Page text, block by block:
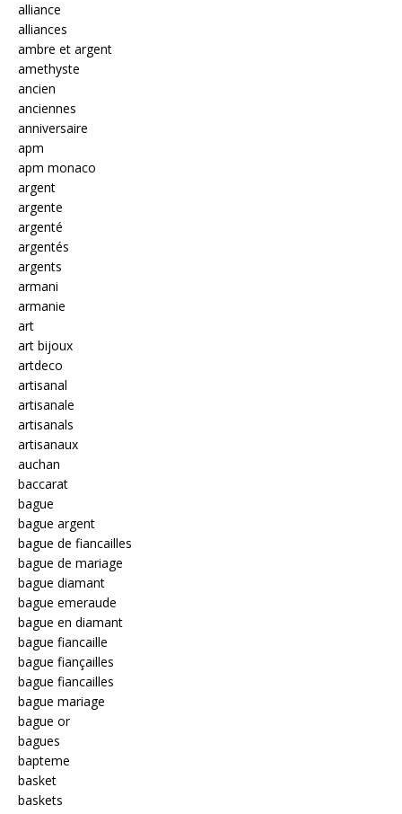
alliance
alliances
ambre et argent
amethyste
ancien
anciennes
anniversaire
apm
apm monaco
argent
argente
argenté
argentés
argents
armani
armanie
art
art bijoux
artdeco
artisanal
artisanale
artisanals
artisanaux
auchan
baccarat
bague
bague argent
bague de fiancailles
bague de mariage
bague diamant
bague emeraude
bague en diamant
bague fiancaille
bague fiançailles
bague fiancailles
bague mariage
bague or
bagues
bapteme
basket
baskets